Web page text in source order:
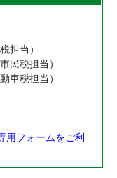
担当）
民税担当）
車税担当）
用フォームをご利